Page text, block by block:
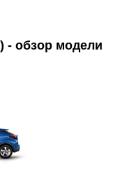
- обзор модели